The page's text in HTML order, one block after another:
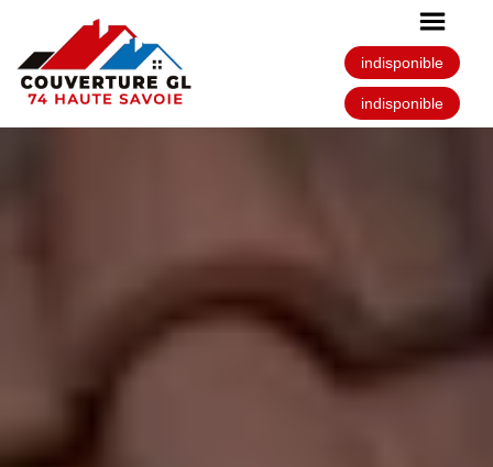
indisponible
indisponible